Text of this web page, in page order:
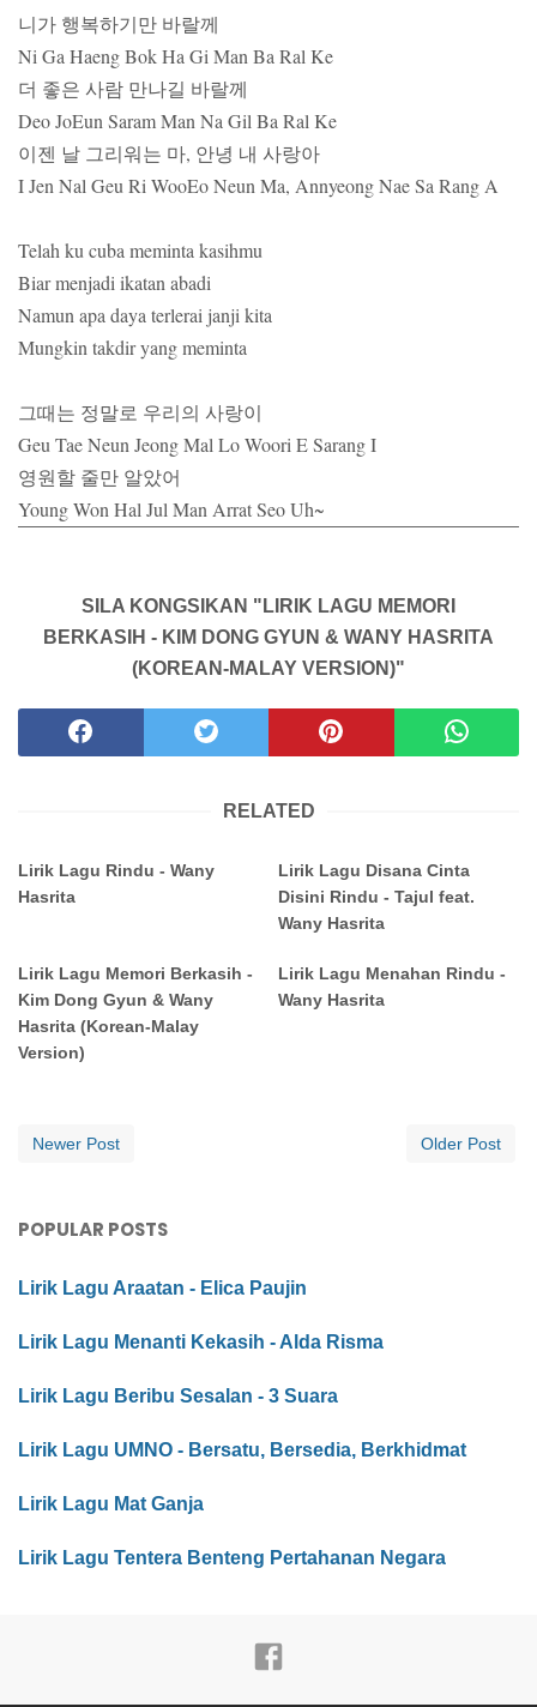
니가 행복하기만 바랄께
Ni Ga Haeng Bok Ha Gi Man Ba Ral Ke
더 좋은 사람 만나길 바랄께
Deo JoEun Saram Man Na Gil Ba Ral Ke
이젠 날 그리워는 마, 안녕 내 사랑아
I Jen Nal Geu Ri WooEo Neun Ma, Annyeong Nae Sa Rang A
Telah ku cuba meminta kasihmu
Biar menjadi ikatan abadi
Namun apa daya terlerai janji kita
Mungkin takdir yang meminta
그때는 정말로 우리의 사랑이
Geu Tae Neun Jeong Mal Lo Woori E Sarang I
영원할 줄만 알았어
Young Won Hal Jul Man Arrat Seo Uh~
SILA KONGSIKAN "LIRIK LAGU MEMORI
BERKASIH - KIM DONG GYUN & WANY HASRITA
(KOREAN-MALAY VERSION)"
RELATED
Lirik Lagu Rindu - Wany
Hasrita
Lirik Lagu Disana Cinta
Disini Rindu - Tajul feat.
Wany Hasrita
Lirik Lagu Memori Berkasih -
Kim Dong Gyun & Wany
Hasrita (Korean-Malay
Version)
Lirik Lagu Menahan Rindu -
Wany Hasrita
Newer Post Older Post
POPULAR POSTS
Lirik Lagu Araatan - Elica Paujin
Lirik Lagu Menanti Kekasih - Alda Risma
Lirik Lagu Beribu Sesalan - 3 Suara
Lirik Lagu UMNO - Bersatu, Bersedia, Berkhidmat
Lirik Lagu Mat Ganja
Lirik Lagu Tentera Benteng Pertahanan Negara